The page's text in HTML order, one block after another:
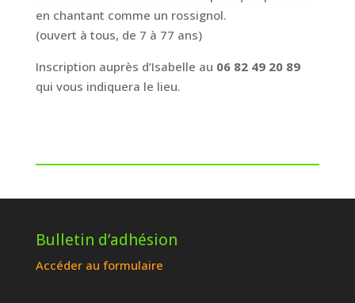
en chantant comme un rossignol.
(ouvert à tous, de 7 à 77 ans)
Inscription auprès d’Isabelle au 06 82 49 20 89
qui vous indiquera le lieu.
Bulletin d’adhésion
Accéder au formulaire